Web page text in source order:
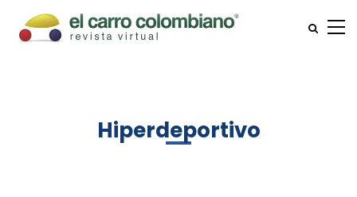
Hiperdeportivo